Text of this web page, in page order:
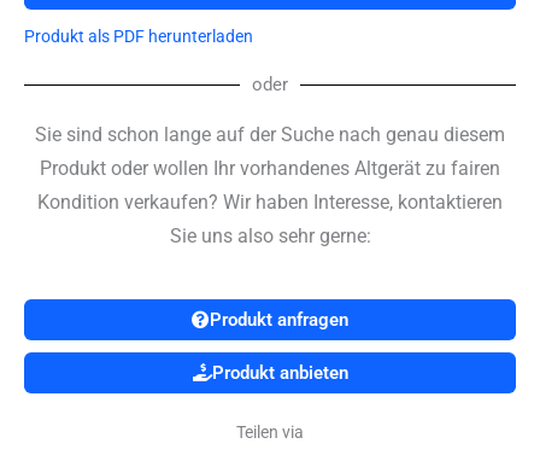
Produkt als PDF herunterladen
oder
Sie sind schon lange auf der Suche nach genau diesem
Produkt oder wollen Ihr vorhandenes Altgerät zu fairen
Kondition verkaufen? Wir haben Interesse, kontaktieren
Sie uns also sehr gerne:
Produkt anfragen
Produkt anbieten
Teilen via